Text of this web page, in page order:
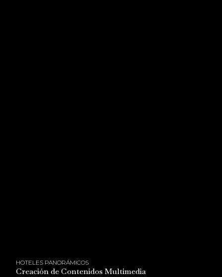
HOTELES PANORÁMICOS
Creación de Contenidos Multimedia